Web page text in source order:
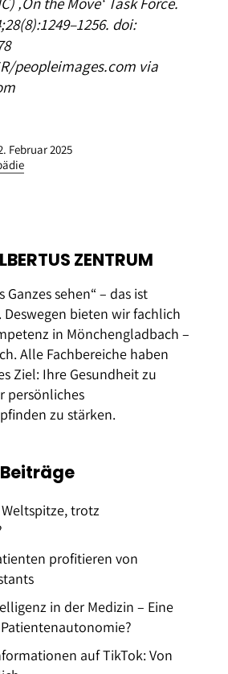
doi:
peopleimages.com via
Februar 2025
ZENTRUM
Ganzes sehen“ – das ist
Deswegen bieten wir fachlich
in Mönchengladbach –
Alle Fachbereiche haben
Ziel: Ihre Gesundheit zu
persönliches
zu stärken.
trotz
profitieren von
in der Medizin – Eine
auf TikTok: Von